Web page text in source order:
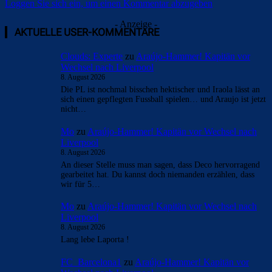
Loggen Sie sich ein, um einen Kommentar abzugeben